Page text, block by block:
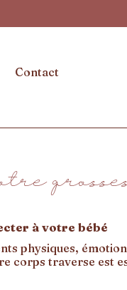
Contact
à votre bébé
physiques,
corps traverse est